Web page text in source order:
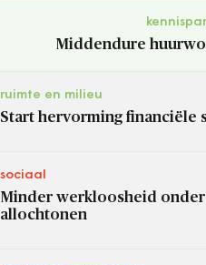
Middendure
ruimte en milieu
Start hervorming financiële
sociaal
Minder werkloosheid
allochtonen